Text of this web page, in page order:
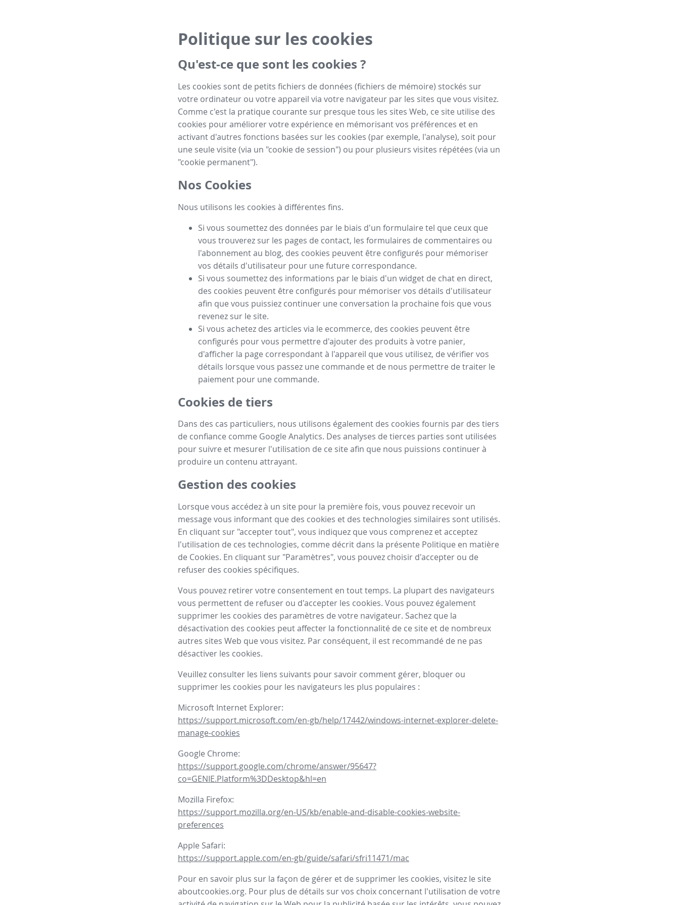
Politique sur les cookies
Qu'est-ce que sont les cookies ?
Les cookies sont de petits fichiers de données (fichiers de mémoire) stockés sur
votre ordinateur ou votre appareil via votre navigateur par les sites que vous visitez.
Comme c'est la pratique courante sur presque tous les sites Web, ce site utilise des
cookies pour améliorer votre expérience en mémorisant vos préférences et en
activant d'autres fonctions basées sur les cookies (par exemple, l'analyse), soit pour
une seule visite (via un "cookie de session") ou pour plusieurs visites répétées (via un
"cookie permanent").
Nos Cookies
Nous utilisons les cookies à différentes fins.
Si vous soumettez des données par le biais d'un formulaire tel que ceux que
vous trouverez sur les pages de contact, les formulaires de commentaires ou
l'abonnement au blog, des cookies peuvent être configurés pour mémoriser
vos détails d'utilisateur pour une future correspondance.
Si vous soumettez des informations par le biais d'un widget de chat en direct,
des cookies peuvent être configurés pour mémoriser vos détails d'utilisateur
afin que vous puissiez continuer une conversation la prochaine fois que vous
revenez sur le site.
Si vous achetez des articles via le ecommerce, des cookies peuvent être
configurés pour vous permettre d'ajouter des produits à votre panier,
d'afficher la page correspondant à l'appareil que vous utilisez, de vérifier vos
détails lorsque vous passez une commande et de nous permettre de traiter le
paiement pour une commande.
Cookies de tiers
Dans des cas particuliers, nous utilisons également des cookies fournis par des tiers
de confiance comme Google Analytics. Des analyses de tierces parties sont utilisées
pour suivre et mesurer l'utilisation de ce site afin que nous puissions continuer à
produire un contenu attrayant.
Gestion des cookies
Lorsque vous accédez à un site pour la première fois, vous pouvez recevoir un
message vous informant que des cookies et des technologies similaires sont utilisés.
En cliquant sur "accepter tout", vous indiquez que vous comprenez et acceptez
l'utilisation de ces technologies, comme décrit dans la présente Politique en matière
de Cookies. En cliquant sur "Paramètres", vous pouvez choisir d'accepter ou de
refuser des cookies spécifiques.
Vous pouvez retirer votre consentement en tout temps. La plupart des navigateurs
vous permettent de refuser ou d'accepter les cookies. Vous pouvez également
supprimer les cookies des paramètres de votre navigateur. Sachez que la
désactivation des cookies peut affecter la fonctionnalité de ce site et de nombreux
autres sites Web que vous visitez. Par conséquent, il est recommandé de ne pas
désactiver les cookies.
Veuillez consulter les liens suivants pour savoir comment gérer, bloquer ou
supprimer les cookies pour les navigateurs les plus populaires :
Microsoft Internet Explorer:
https://support.microsoft.com/en-gb/help/17442/windows-internet-explorer-delete-
manage-cookies
Google Chrome:
https://support.google.com/chrome/answer/95647?
co=GENIE.Platform%3DDesktop&hl=en
Mozilla Firefox:
https://support.mozilla.org/en-US/kb/enable-and-disable-cookies-website-
preferences
Apple Safari:
https://support.apple.com/en-gb/guide/safari/sfri11471/mac
Pour en savoir plus sur la façon de gérer et de supprimer les cookies, visitez le site
aboutcookies.org. Pour plus de détails sur vos choix concernant l'utilisation de votre